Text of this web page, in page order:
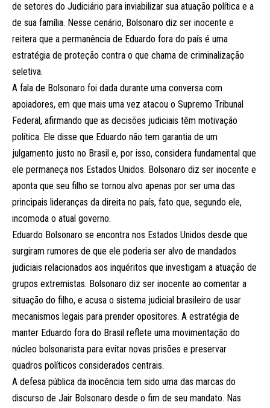
de setores do Judiciário para inviabilizar sua atuação política e a
de sua família. Nesse cenário, Bolsonaro diz ser inocente e
reitera que a permanência de Eduardo fora do país é uma
estratégia de proteção contra o que chama de criminalização
seletiva.
A fala de Bolsonaro foi dada durante uma conversa com
apoiadores, em que mais uma vez atacou o Supremo Tribunal
Federal, afirmando que as decisões judiciais têm motivação
política. Ele disse que Eduardo não tem garantia de um
julgamento justo no Brasil e, por isso, considera fundamental que
ele permaneça nos Estados Unidos. Bolsonaro diz ser inocente e
aponta que seu filho se tornou alvo apenas por ser uma das
principais lideranças da direita no país, fato que, segundo ele,
incomoda o atual governo.
Eduardo Bolsonaro se encontra nos Estados Unidos desde que
surgiram rumores de que ele poderia ser alvo de mandados
judiciais relacionados aos inquéritos que investigam a atuação de
grupos extremistas. Bolsonaro diz ser inocente ao comentar a
situação do filho, e acusa o sistema judicial brasileiro de usar
mecanismos legais para prender opositores. A estratégia de
manter Eduardo fora do Brasil reflete uma movimentação do
núcleo bolsonarista para evitar novas prisões e preservar
quadros políticos considerados centrais.
A defesa pública da inocência tem sido uma das marcas do
discurso de Jair Bolsonaro desde o fim de seu mandato. Nas